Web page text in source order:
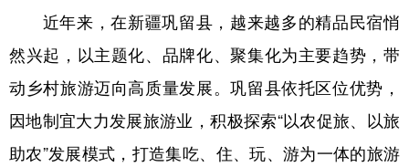
云游新疆 云端悦读 云看书画 光影新疆
人事频道 融媒体联播 廉政频道 新华视角看新疆
地方频道
近年来，在新疆巩留县，越来越多的精品民宿悄
然兴起，以主题化、品牌化、聚集化为主要趋势，带
动乡村旅游迈向高质量发展。巩留县依托区位优势，
因地制宜大力发展旅游业，积极探索“以农促旅、以旅
助农”发展模式，打造集吃、住、玩、游为一体的旅游